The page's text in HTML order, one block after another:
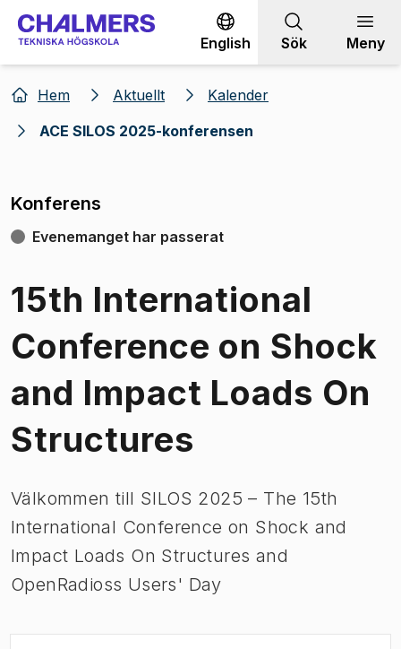
Gå till innehållet
English Sök Meny
Hem Aktuellt
Kalender
ACE SILOS 2025-konferensen
Konferens
Evenemanget har passerat
15th International
Conference on Shock
and Impact Loads On
Structures
Välkommen till SILOS 2025 – The 15th
International Conference on Shock and
Impact Loads On Structures and
OpenRadioss Users' Day